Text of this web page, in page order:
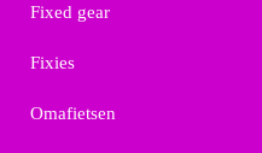
Fixed gear
Fixies
Omafietsen